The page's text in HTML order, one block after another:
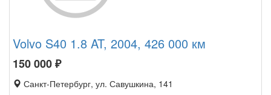
Volvo S40 1.8 AT, 2004, 426 000 км
150 000₽
Санкт-Петербург, ул. Савушкина, 141